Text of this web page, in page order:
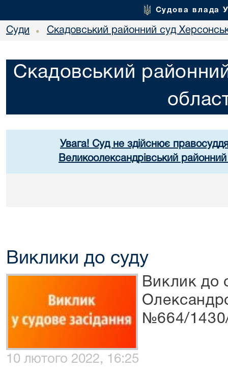
Судова влада
Суди • Скадовський районний суд
Скадовський
Увага! Суд не здійснює
Великоолександрівський
Виклики до суду
Виклик до
№664/
10 лютого 2022, 16:25